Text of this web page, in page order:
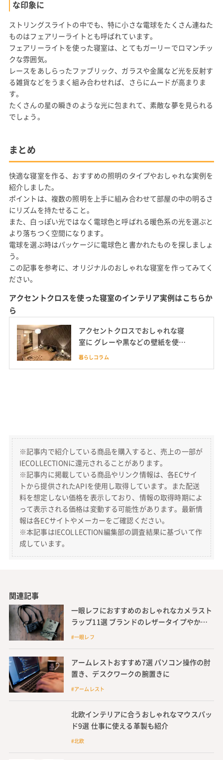
な印象に
ストリングスライトの中でも、特に小さな電球をたくさん連ねた
ものはフェアリーライトとも呼ばれています。
フェアリーライトを使った寝室は、とてもガーリーでロマンチッ
クな雰囲気。
レースをあしらったファブリック、ガラスや金属など光を反射す
る雑貨などをうまく組み合わせれば、さらにムードが高まりま
す。
たくさんの星の瞬きのような光に包まれて、素敵な夢を見られる
でしょう。
まとめ
快適な寝室を作る、おすすめの照明のタイプやおしゃれな実例を
紹介しました。
ポイントは、複数の照明を上手に組み合わせて部屋の中の明るさ
にリズムを持たせること。
また、白っぽい光ではなく電球色と呼ばれる暖色系の光を選ぶと
より落ちつく空間になります。
電球を選ぶ時はパッケージに電球色と書かれたものを探しましょ
う。
この記事を参考に、オリジナルのおしゃれな寝室を作ってみてく
ださい。
アクセントクロスを使った寝室のインテリア実例はこちらか
ら
アクセントクロスでおしゃれな寝
室に グレーや黒などの壁紙を使っ
た寝室のインテリア実例を紹介
暮らしコラム
※記事内で紹介している商品を購入すると、売上の一部が
IECOLLECTIONに還元されることがあります。
※記事内に掲載している商品やリンク情報は、各ECサイ
トから提供されたAPIを使用し取得しています。また配送
料を想定しない価格を表示しており、情報の取得時期によ
って表示される価格は変動する可能性があります。最新情
報は各ECサイトやメーカーをご確認ください。
※本記事はIECOLLECTION編集部の調査結果に基づいて作
成しています。
関連記事
一眼レフにおすすめのおしゃれなカメラスト
ラップ11選 ブランドのレザータイプやかわ
いいディズニーのストラップも紹介
#一眼レフ
アームレストおすすめ7選 パソコン操作の肘
置き、デスクワークの腕置きに
#アームレスト
北欧インテリアに合うおしゃれなマウスパッ
ド9選 仕事に使える革製も紹介
#北欧